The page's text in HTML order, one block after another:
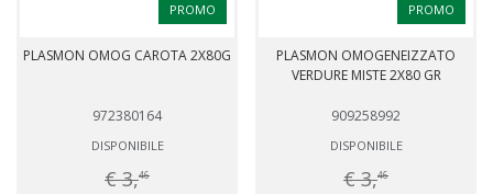
PROMO
PLASMON OMOG CAROTA 2X80G
972380164
DISPONIBILE
€ 3,46
PROMO
PLASMON OMOGENEIZZATO
VERDURE MISTE 2X80 GR
909258992
DISPONIBILE
€ 3,46